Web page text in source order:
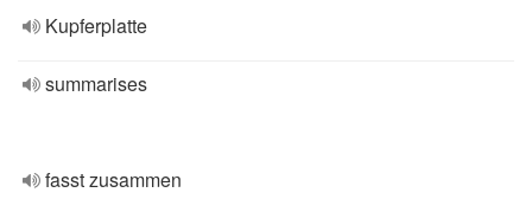
Kupferplatte
summarises
fasst zusammen